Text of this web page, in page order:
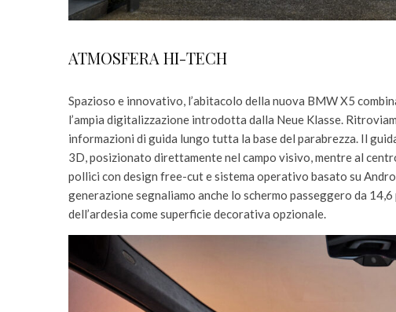
ATMOSFERA HI-TECH
Spazioso e innovativo, l’abitacolo della nuova BMW X5
l’ampia digitalizzazione introdotta dalla Neue Klasse.
informazioni di guida lungo tutta la base del parabrezza. Il
3D, posizionato direttamente nel campo visivo, mentre al
pollici con design free-cut e sistema operativo basato su
generazione segnaliamo anche lo schermo passeggero da
dell’ardesia come superficie decorativa opzionale.